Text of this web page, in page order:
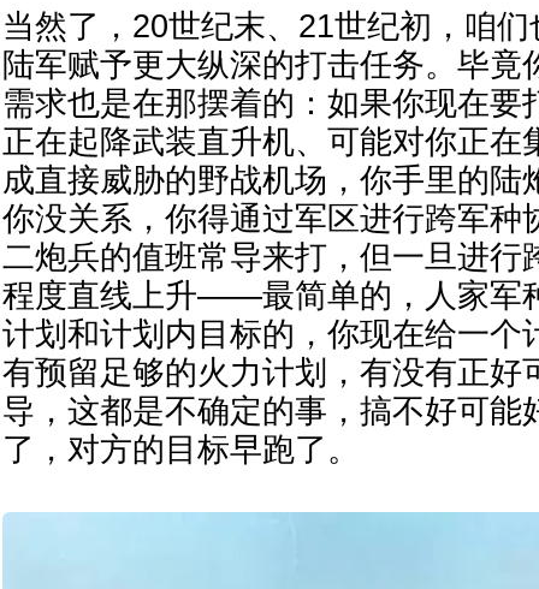
当然了，20世纪末、21世纪初，咱
陆军赋予更大纵深的打击任务。毕竟
需求也是在那摆着的：如果你现在要
正在起降武装直升机、可能对你正在
成直接威胁的野战机场，你手里的陆
你没关系，你得通过军区进行跨军种
二炮兵的值班常导来打，但一旦进行
程度直线上升——最简单的，人家军
计划和计划内目标的，你现在给一个
有预留足够的火力计划，有没有正好
导，这都是不确定的事，搞不好可能
了，对方的目标早跑了。